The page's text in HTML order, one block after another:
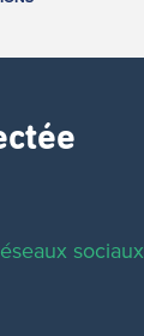
sociaux